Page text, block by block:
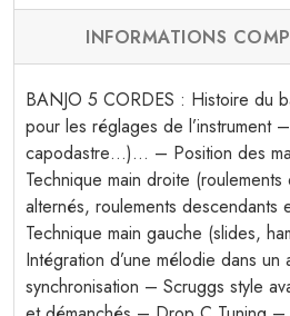
INFORMATIONS
BANJO 5 CORDES : Histoire du
pour les réglages de l’instrument
capodastre…)… – Position des
Technique main droite
alternés, roulements descendants
Technique main gauche (slides,
Intégration d’une mélodie dans
synchronisation – Scruggs style